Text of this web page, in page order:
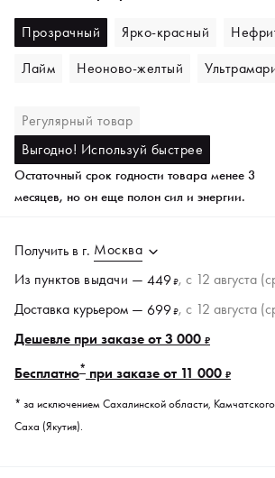
Прозрачный Ярко-красный
Лайм
Неоново-желтый
Регулярный товар
Выгодно! Используй быстрее
Остаточный срок годности товара менее 3
месяцев, но он еще полон сил и энергии.
Получить в г. Москва
Из пунктов выдачи — 449₽, c 12 августа
Доставка курьером — 699₽, c 12 августа
Дешевле при заказе от 3 000 ₽
Бесплатно* при заказе от 11 000 ₽
* за исключением Сахалинской области,
Саха (Якутия).